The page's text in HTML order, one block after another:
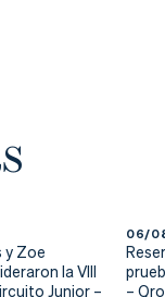
y Zoe
la VIII
Junior –
06/
–